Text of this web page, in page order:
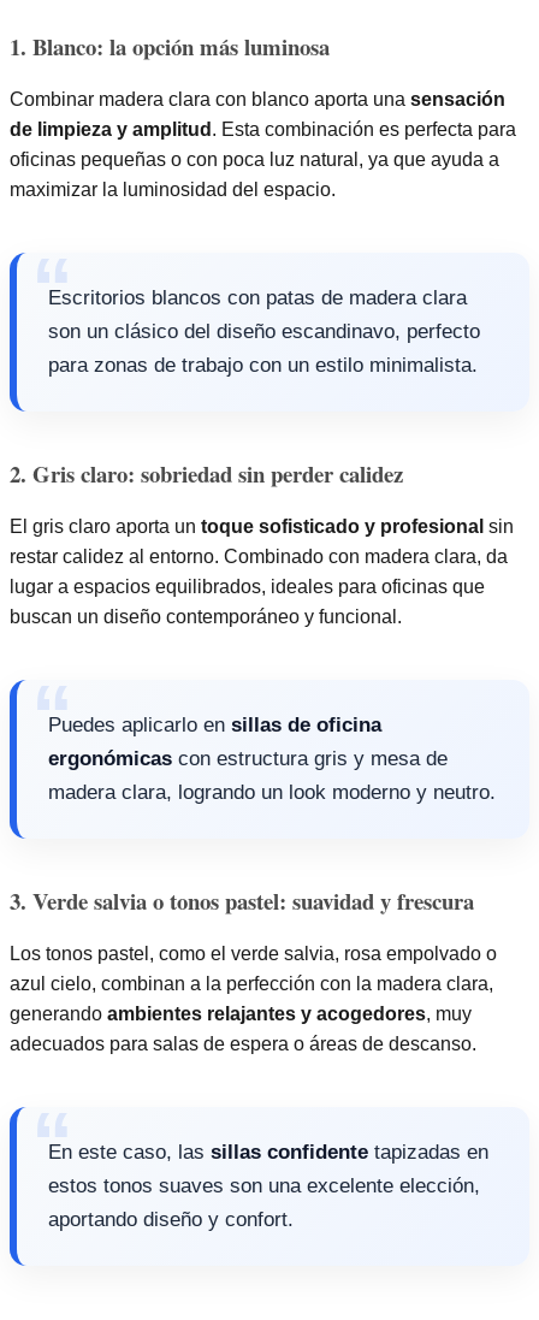
1. Blanco: la opción más luminosa
Combinar madera clara con blanco aporta una sensación
de limpieza y amplitud . Esta combinación es perfecta para
oficinas pequeñas o con poca luz natural, ya que ayuda a
maximizar la luminosidad del espacio.
Escritorios blancos con patas de madera clara
son un clásico del diseño escandinavo, perfecto
para zonas de trabajo con un estilo minimalista.
2. Gris claro: sobriedad sin perder calidez
El gris claro aporta un toque sofisticado y profesional sin
restar calidez al entorno. Combinado con madera clara, da
lugar a espacios equilibrados, ideales para oficinas que
buscan un diseño contemporáneo y funcional.
Puedes aplicarlo en sillas de oficina
ergonómicas con estructura gris y mesa de
madera clara, logrando un look moderno y neutro.
3. Verde salvia o tonos pastel: suavidad y frescura
Los tonos pastel, como el verde salvia, rosa empolvado o
azul cielo, combinan a la perfección con la madera clara,
generando ambientes relajantes y acogedores, muy
adecuados para salas de espera o áreas de descanso.
En este caso, las sillas confidente tapizadas en
estos tonos suaves son una excelente elección,
aportando diseño y confort.